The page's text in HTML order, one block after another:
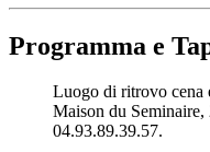
Programma e
Luogo di ritrovo cena
Maison du
04.93.89.39.57.